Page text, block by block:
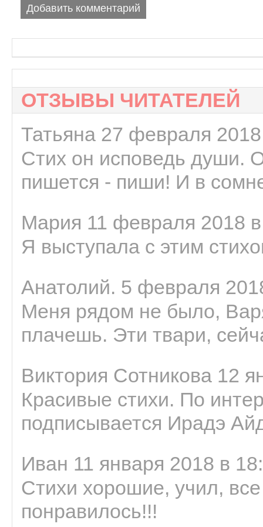
Добавить комментарий
ОТЗЫВЫ ЧИТАТЕЛЕЙ
Татьяна 27 февраля
Стих он исповедь души.
пишется - пиши! И в
Мария 11 февраля 2018
Я выступала с этим
Анатолий. 5 февраля
Меня рядом не было,
плачешь. Эти твари,
Виктория Сотникова 12
Красивые стихи. По
подписывается Ирадэ
Иван 11 января 2018 в
Стихи хорошие, учил,
понравилось!!!